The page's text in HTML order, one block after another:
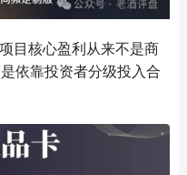
目核心盈利从来不是商
依靠投资者分级投入合